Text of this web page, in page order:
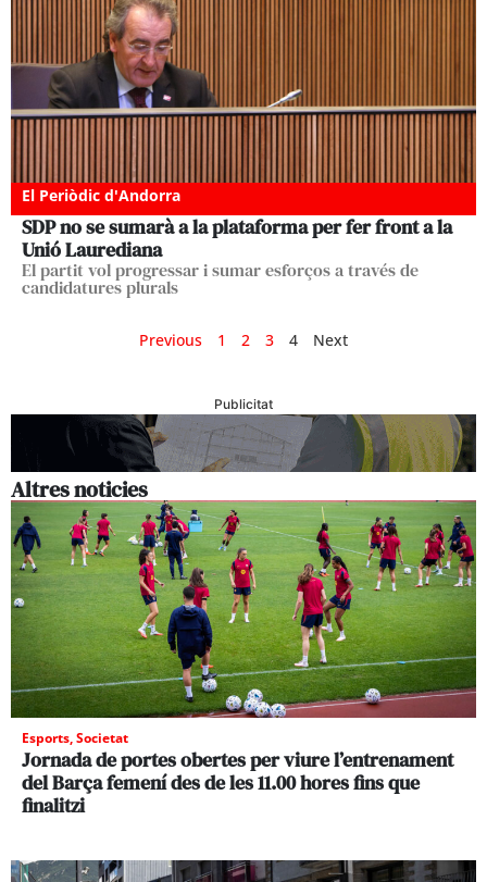
El Periòdic d'Andorra
SDP no se sumarà a la plataforma per fer front a la
Unió Laurediana
El partit vol progressar i sumar esforços a través de
candidatures plurals
Previous 1 2 3 4 Next
Publicitat
Altres noticies
Esports,Societat
Jornada de portes obertes per viure l’entrenament
del Barça femení des de les 11.00 hores fins que
finalitzi